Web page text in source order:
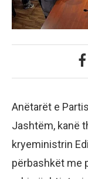
Anëtarët e
Jashtëm, kanë
kryeministrin
përbashkët me